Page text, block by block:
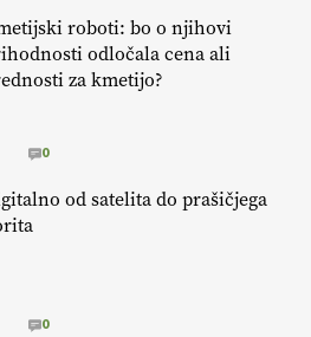
14.07.2026
Danes ni pomembna le količina hrane,
t.co/2sllAmcKwG
uspešne ekološke pridelave.
#IMCAP #CAP
roboti: bo o njihovi
odločala cena ali
za kmetijo?
0
od satelita do prašičjega
0